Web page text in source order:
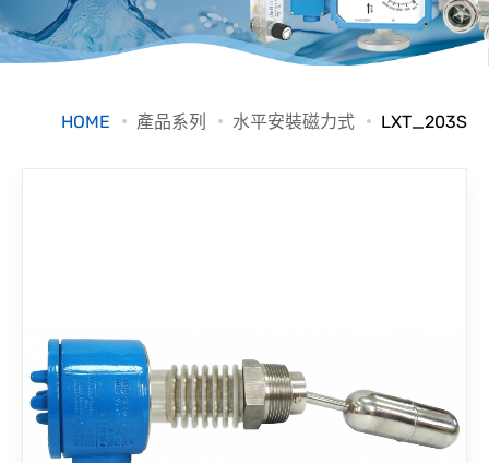
知識文章
HOME 產品系列 水平安裝磁力式 LXT_203S